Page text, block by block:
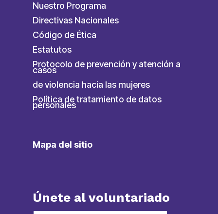
Nuestro Programa
Directivas Nacionales
Código de Ética
Estatutos
Protocolo de prevención y atención a
casos
de violencia hacia las mujeres
Política de tratamiento de datos
personales
Mapa del sitio
Únete al voluntariado